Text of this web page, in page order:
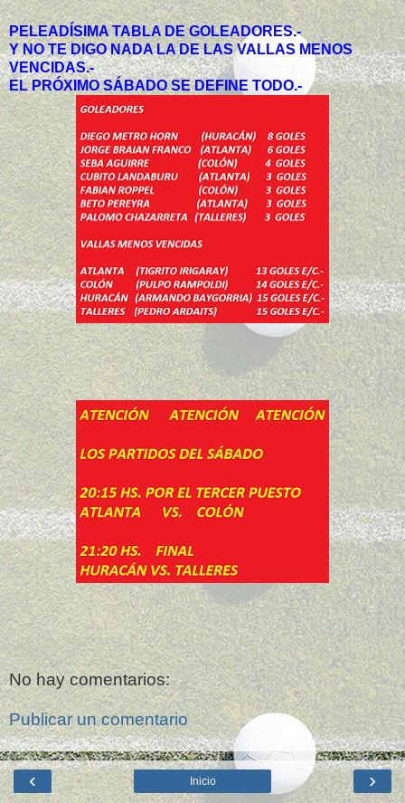
PELEADÍSIMA TABLA DE GOLEADORES.-
Y NO TE DIGO NADA LA DE LAS VALLAS MENOS
VENCIDAS.-
EL PRÓXIMO SÁBADO SE DEFINE TODO.-
No hay comentarios:
Publicar un comentario
‹ ›
Inicio